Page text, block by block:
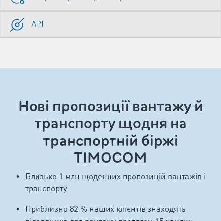
API
Нові пропозиції вантажу й
транспорту щодня на
транспортній біржі
TIMOCOM
Близько 1 млн щоденних пропозицій вантажів і
транспорту
Приблизно 82 % наших клієнтів знаходять